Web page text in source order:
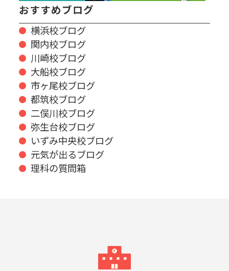
おすすめブログ
横浜校ブログ
関内校ブログ
川崎校ブログ
大船校ブログ
市ヶ尾校ブログ
都筑校ブログ
二俣川校ブログ
弥生台校ブログ
いずみ中央校ブログ
元気が出るブログ
理科の質問箱